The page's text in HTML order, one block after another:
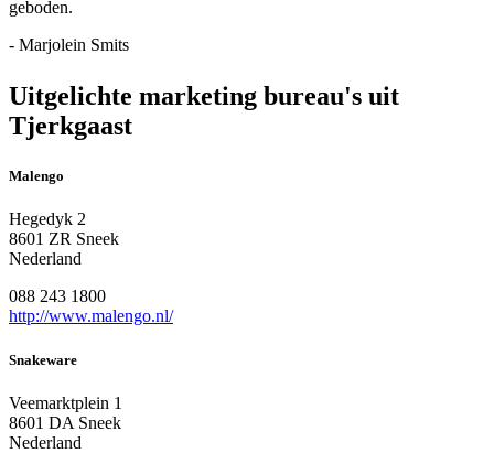
geboden.
- Marjolein Smits
Uitgelichte marketing bureau's uit
Tjerkgaast
Malengo
Hegedyk 2
8601 ZR Sneek
Nederland
088 243 1800
http://www.malengo.nl/
Snakeware
Veemarktplein 1
8601 DA Sneek
Nederland